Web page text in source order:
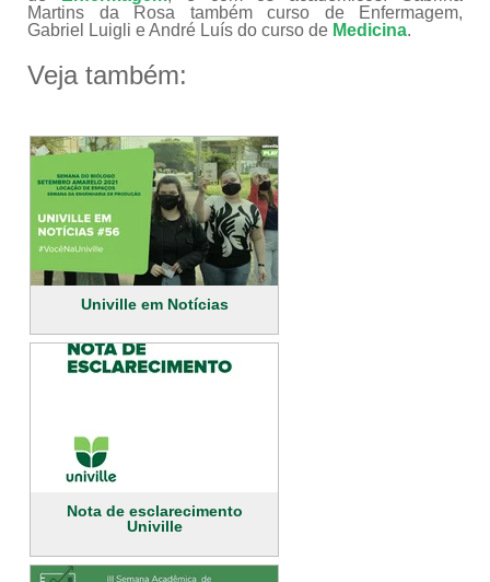
Martins da Rosa também curso de Enfermagem,
Gabriel Luigli e André Luís do curso de Medicina.
Veja também:
Univille em Notícias
Nota de esclarecimento
Univille